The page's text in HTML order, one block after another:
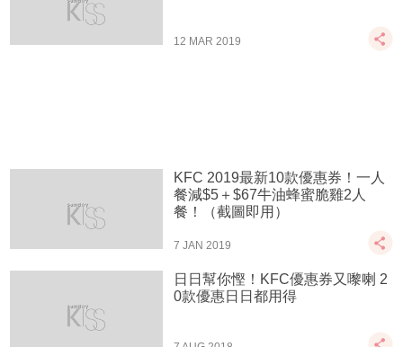
12 MAR 2019
KFC 2019最新10款優惠券！一人
餐減$5＋$67牛油蜂蜜脆雞2人
餐！（截圖即用）
7 JAN 2019
日日幫你慳！KFC優惠券又嚟喇 2
0款優惠日日都用得